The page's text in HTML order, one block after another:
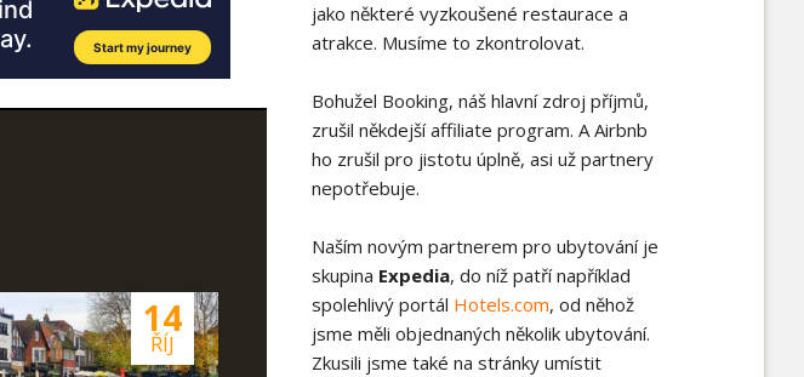
14
ŘÍJ
jako některé vyzkoušené restaurace a
atrakce. Musíme to zkontrolovat.
Bohužel Booking, náš hlavní zdroj příjmů,
zrušil někdejší affiliate program. A Airbnb
ho zrušil pro jistotu úplně, asi už partnery
nepotřebuje.
Naším novým partnerem pro ubytování je
skupina Expedia, do níž patří například
spolehlivý portál Hotels.com, od něhož
jsme měli objednaných několik ubytování.
Zkusili jsme také na stránky umístit